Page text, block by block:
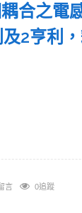
合之電
2亨利
言 0追蹤